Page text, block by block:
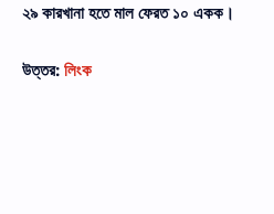
২৯ কারখানা হতে মাল ফেরত ১০ একক।
উত্তর: লিংক